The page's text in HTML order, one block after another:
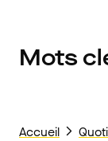
Mots
Accueil